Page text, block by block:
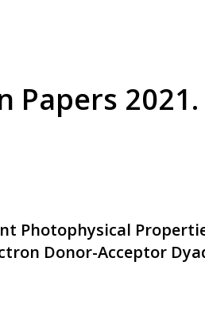
2021.
Photophysical
Donor-Acceptor